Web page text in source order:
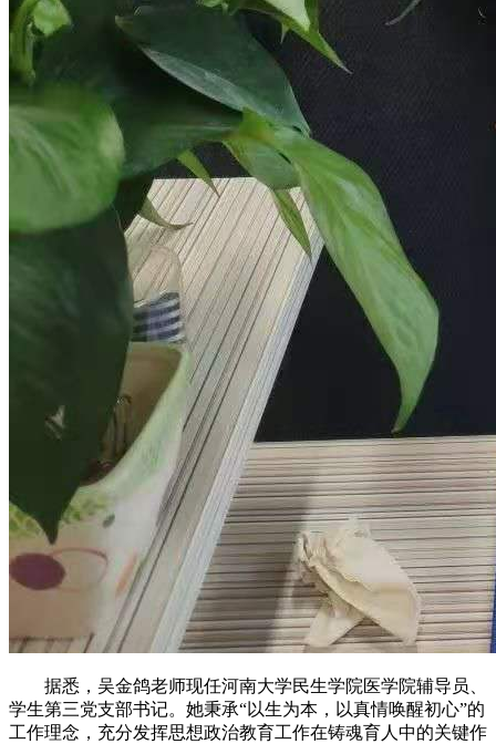
据悉，吴金鸽老师现任河南大学民生学院医学院辅导员、
学生第三党支部书记。她秉承“以生为本，以真情唤醒初心”的
工作理念，充分发挥思想政治教育工作在铸魂育人中的关键作